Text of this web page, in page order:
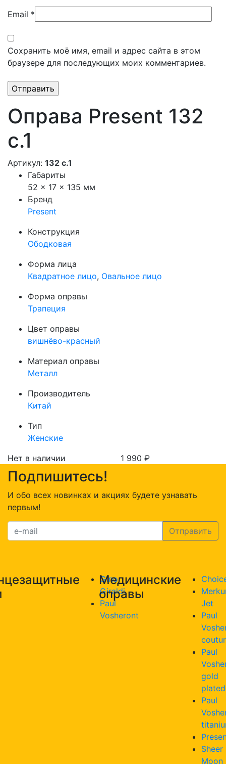
Email *
Сохранить моё имя, email и адрес сайта в этом
браузере для последующих моих комментариев.
Оправа Present 132
с.1
Артикул: 132 с.1
Габариты
52 × 17 × 135 мм
Бренд
Present
Конструкция
Ободковая
Форма лица
Квадратное лицо, Овальное лицо
Форма оправы
Трапеция
Цвет оправы
вишнёво-красный
Материал оправы
Металл
Производитель
Китай
Тип
Женские
Нет в наличии
1 990 ₽
Подпишитесь!
И обо всех новинках и акциях будете узнавать
первым!
Gino
Giraldi
Paul
Vosheront
Медицинские
оправы
Jet
Paul
Paul
gold
plated
Paul
Sheer
Moon